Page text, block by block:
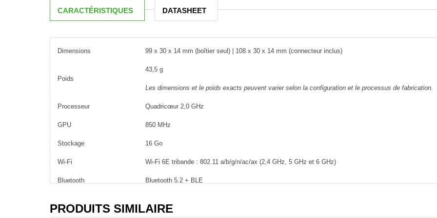
CARACTÉRISTIQUES DATASHEET
Dimensions 99 x 30 x 14 mm (boîtier seul) | 108 x 30 x 14 mm (connecteur inclus)
Poids
43,5 g
Les dimensions et le poids exacts peuvent varier selon la configuration et le processus de fabrication.
Processeur Quadricœur 2,0 GHz
GPU 850 MHz
Stockage 16 Go
Wi-Fi Wi-Fi 6E tribande : 802.11 a/b/g/n/ac/ax (2,4 GHz, 5 GHz et 6 GHz)
Bluetooth Bluetooth 5.2 + BLE
commandes vocales
Oui, avec la télécommande vocale Alexa | Enhanced Edition (incluse) ou l'application gratuite Fire TV
PRODUITS SIMILAIRE